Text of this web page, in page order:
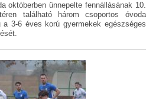
októberben ünnepelte fennállásának 10.
található három csoportos óvoda
a 3-6 éves korú gyermekek egészséges